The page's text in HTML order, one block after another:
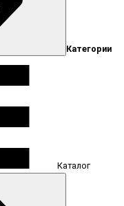
Категории
Каталог